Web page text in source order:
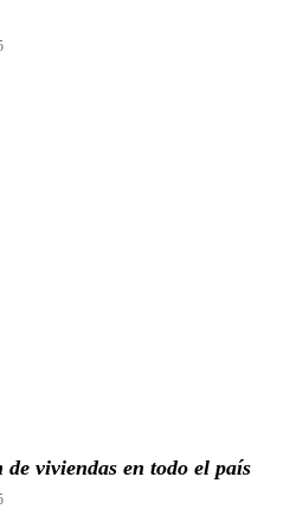
viviendas en todo el país